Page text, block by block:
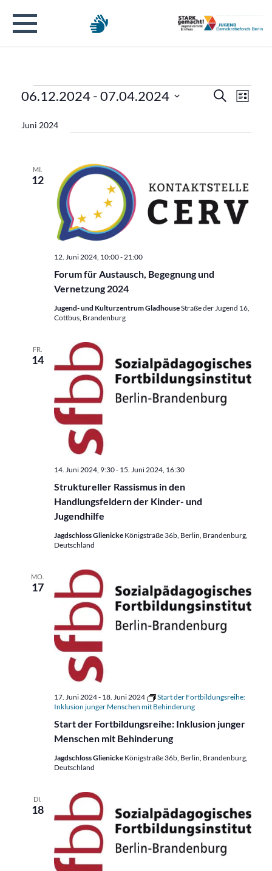
Veranstaltungen Suche
Liste
06.12.2024 - 07.04.2024
wählen.
Juni 2024
MI.
12
Forum für Austausch, Begegnung und
Vernetzung 2024
12. Juni 2024, 10:00- 21:00
Jugend- und Kulturzentrum GladhouseStraße der Jugend 16,
Cottbus, Brandenburg
FR.
14
Struktureller Rassismus in den
Handlungsfeldern der Kinder- und
Jugendhilfe
14. Juni 2024, 9:30- 15. Juni 2024, 16:30
Jagdschloss Glienicke Königstraße 36b, Berlin, Brandenburg,
Deutschland
MO.
17
Start der Fortbildungsreihe: Inklusion junger
Menschen mit Behinderung
17. Juni 2024- 18. Juni 2024
Start der Fortbildungsreihe:
Inklusion junger Menschen mit Behinderung
Jagdschloss Glienicke Königstraße 36b, Berlin, Brandenburg,
Deutschland
DI.
18